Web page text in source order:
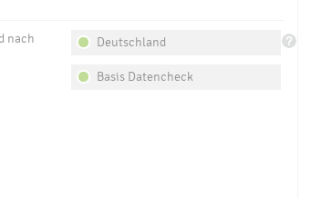
nach Deutschland
Basis Datencheck